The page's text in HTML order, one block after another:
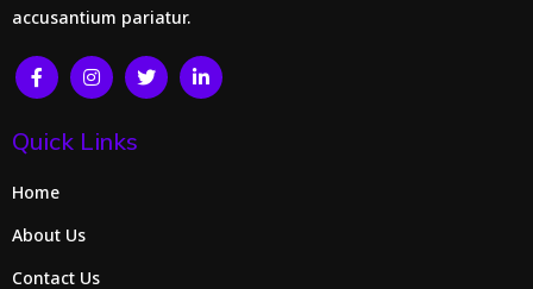
accusantium pariatur.
Quick Links
Home
About Us
Contact Us